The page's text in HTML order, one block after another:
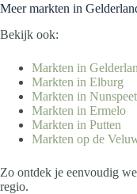
Meer markten in
Bekijk ook:
Markten in
Markten in Elburg
Markten in Nunspeet
Markten in Ermelo
Markten in Putten
Markten op de
Zo ontdek je eenvoudig
regio.